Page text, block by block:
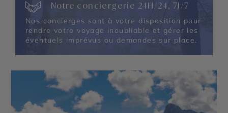
Notre conciergerie 24H/24, 7J/7
Nos concierges sont à votre disposition pour
rendre votre voyage inoubliable et gérer les
éventuels imprévus ou demandes sur place.